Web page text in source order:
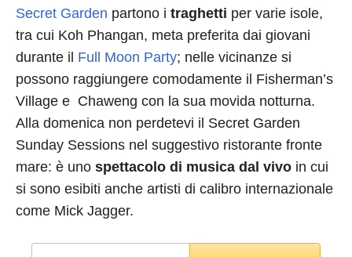
Secret Garden partono i traghetti per varie isole,
tra cui Koh Phangan, meta preferita dai giovani
durante il Full Moon Party; nelle vicinanze si
possono raggiungere comodamente il Fisherman’s
Village e Chaweng con la sua movida notturna.
Alla domenica non perdetevi il Secret Garden
Sunday Sessions nel suggestivo ristorante fronte
mare: è uno spettacolo di musica dal vivo in cui
si sono esibiti anche artisti di calibro internazionale
come Mick Jagger.